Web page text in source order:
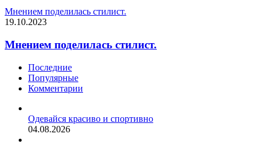
Мнением поделилась стилист.
19.10.2023
Мнением поделилась стилист.
Последние
Популярные
Комментарии
Одевайся красиво и спортивно
04.08.2026